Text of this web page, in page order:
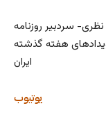
سردبیر روزنامه
هفته گذشته
ایران
یوتیوب